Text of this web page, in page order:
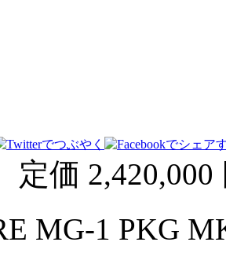
定価 2,420,000
MG-1 PKG